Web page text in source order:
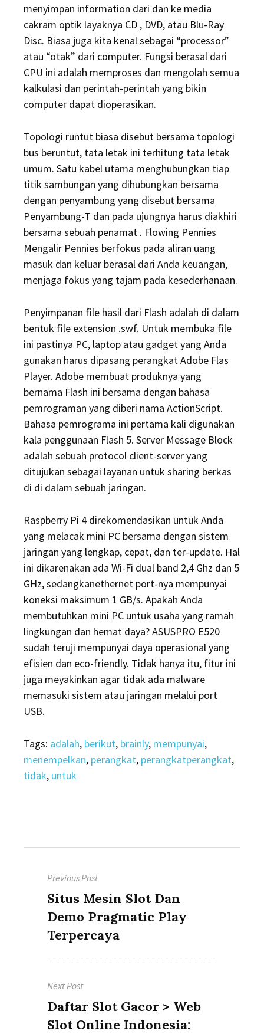
menyimpan information dari dan ke media
cakram optik layaknya CD , DVD, atau Blu-Ray
Disc. Biasa juga kita kenal sebagai “processor”
atau “otak” dari computer. Fungsi berasal dari
CPU ini adalah memproses dan mengolah semua
kalkulasi dan perintah-perintah yang bikin
computer dapat dioperasikan.
Topologi runtut biasa disebut bersama topologi
bus beruntut, tata letak ini terhitung tata letak
umum. Satu kabel utama menghubungkan tiap
titik sambungan yang dihubungkan bersama
dengan penyambung yang disebut bersama
Penyambung-T dan pada ujungnya harus diakhiri
bersama sebuah penamat . Flowing Pennies
Mengalir Pennies berfokus pada aliran uang
masuk dan keluar berasal dari Anda keuangan,
menjaga fokus yang tajam pada kesederhanaan.
Penyimpanan file hasil dari Flash adalah di dalam
bentuk file extension .swf. Untuk membuka file
ini pastinya PC, laptop atau gadget yang Anda
gunakan harus dipasang perangkat Adobe Flas
Player. Adobe membuat produknya yang
bernama Flash ini bersama dengan bahasa
pemrograman yang diberi nama ActionScript.
Bahasa pemrograma ini pertama kali digunakan
kala penggunaan Flash 5. Server Message Block
adalah sebuah protocol client-server yang
ditujukan sebagai layanan untuk sharing berkas
di di dalam sebuah jaringan.
Raspberry Pi 4 direkomendasikan untuk Anda
yang melacak mini PC bersama dengan sistem
jaringan yang lengkap, cepat, dan ter-update. Hal
ini dikarenakan ada Wi-Fi dual band 2,4 Ghz dan 5
GHz, sedangkanethernet port-nya mempunyai
koneksi maksimum 1 GB/s. Apakah Anda
membutuhkan mini PC untuk usaha yang ramah
lingkungan dan hemat daya? ASUSPRO E520
sudah teruji mempunyai daya operasional yang
efisien dan eco-friendly. Tidak hanya itu, fitur ini
juga meyakinkan agar tidak ada malware
memasuki sistem atau jaringan melalui port
USB.
Tags: adalah, berikut, brainly, mempunyai,
menempelkan, perangkat, perangkatperangkat,
tidak, untuk
pos
Previous Post
Previous
post:
Situs Mesin Slot Dan
Demo Pragmatic Play
Terpercaya
Next Post
Next
post:
Daftar Slot Gacor > Web
Slot Online Indonesia: